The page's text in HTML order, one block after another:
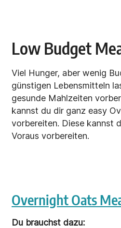
Low Budget
Viel Hunger, aber wenig
günstigen Lebensmitteln
gesunde Mahlzeiten
kannst du dir ganz easy
vorbereiten. Diese kannst
Voraus vorbereiten.
Overnight Oats
Du brauchst dazu: